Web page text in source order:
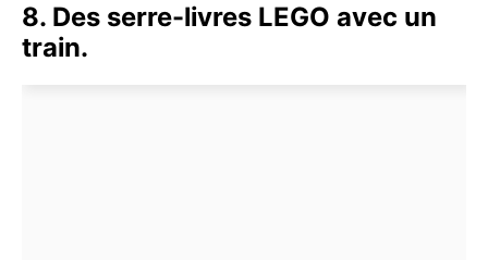
8. Des serre-livres LEGO avec un
train.